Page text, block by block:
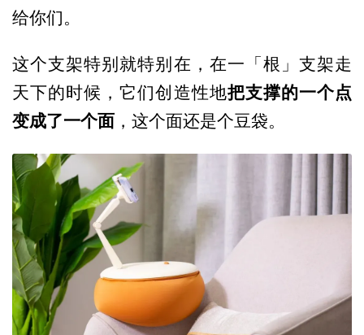
给你们。
这个支架特别就特别在，在一「根」支架走
天下的时候，它们创造性地把支撑的一个点
变成了一个面 ，这个面还是个豆袋。